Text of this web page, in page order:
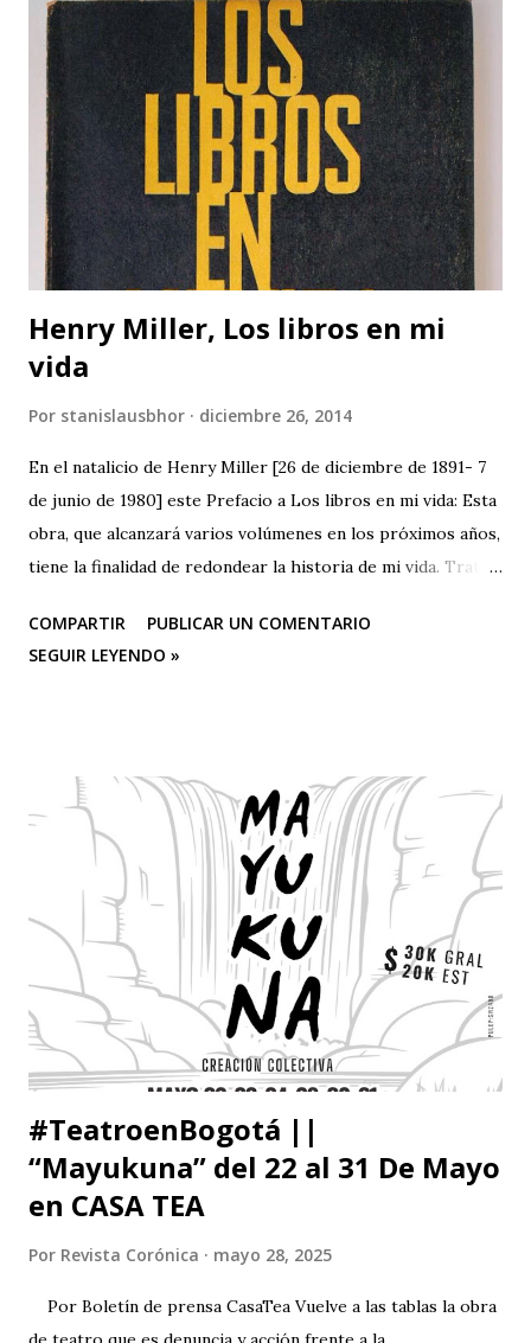
Henry Miller, Los libros en mi
vida
Por stanislausbhor diciembre 26, 2014
En el natalicio de Henry Miller [26 de diciembre de 1891- 7
de junio de 1980] este Prefacio a Los libros en mi vida: Esta
obra, que alcanzará varios volúmenes en los próximos años,
tiene la finalidad de redondear la historia de mi vida. Trata
crítico ni contiene un programa de autoeducación. Uno de
los resultados de este examen de conciencia —porque a eso
Apéndice, no he leído ni remo¬tamente tanto como el
catedrático, la rata de biblioteca o siquiera el hombre -bien
educado-, pero no cabe duda de que he leído un centenar
de veces más de lo que debí haber leído para mi propio
bien. Dícese que sólo uno de cada cinco norteamericanos
lee libros pero hasta este pequeño número de lectores es
exagerado. Escasa¬mente habrá alguno de ellos que viva
con sabiduría o pleni...
COMPARTIR
PUBLICAR UN COMENTARIO
SEGUIR LEYENDO »
#TeatroenBogotá ||
“Mayukuna” del 22 al 31 De Mayo
en CASA TEA
Por Revista Corónica mayo 28, 2025
Por Boletín de prensa CasaTea Vuelve a las tablas la obra